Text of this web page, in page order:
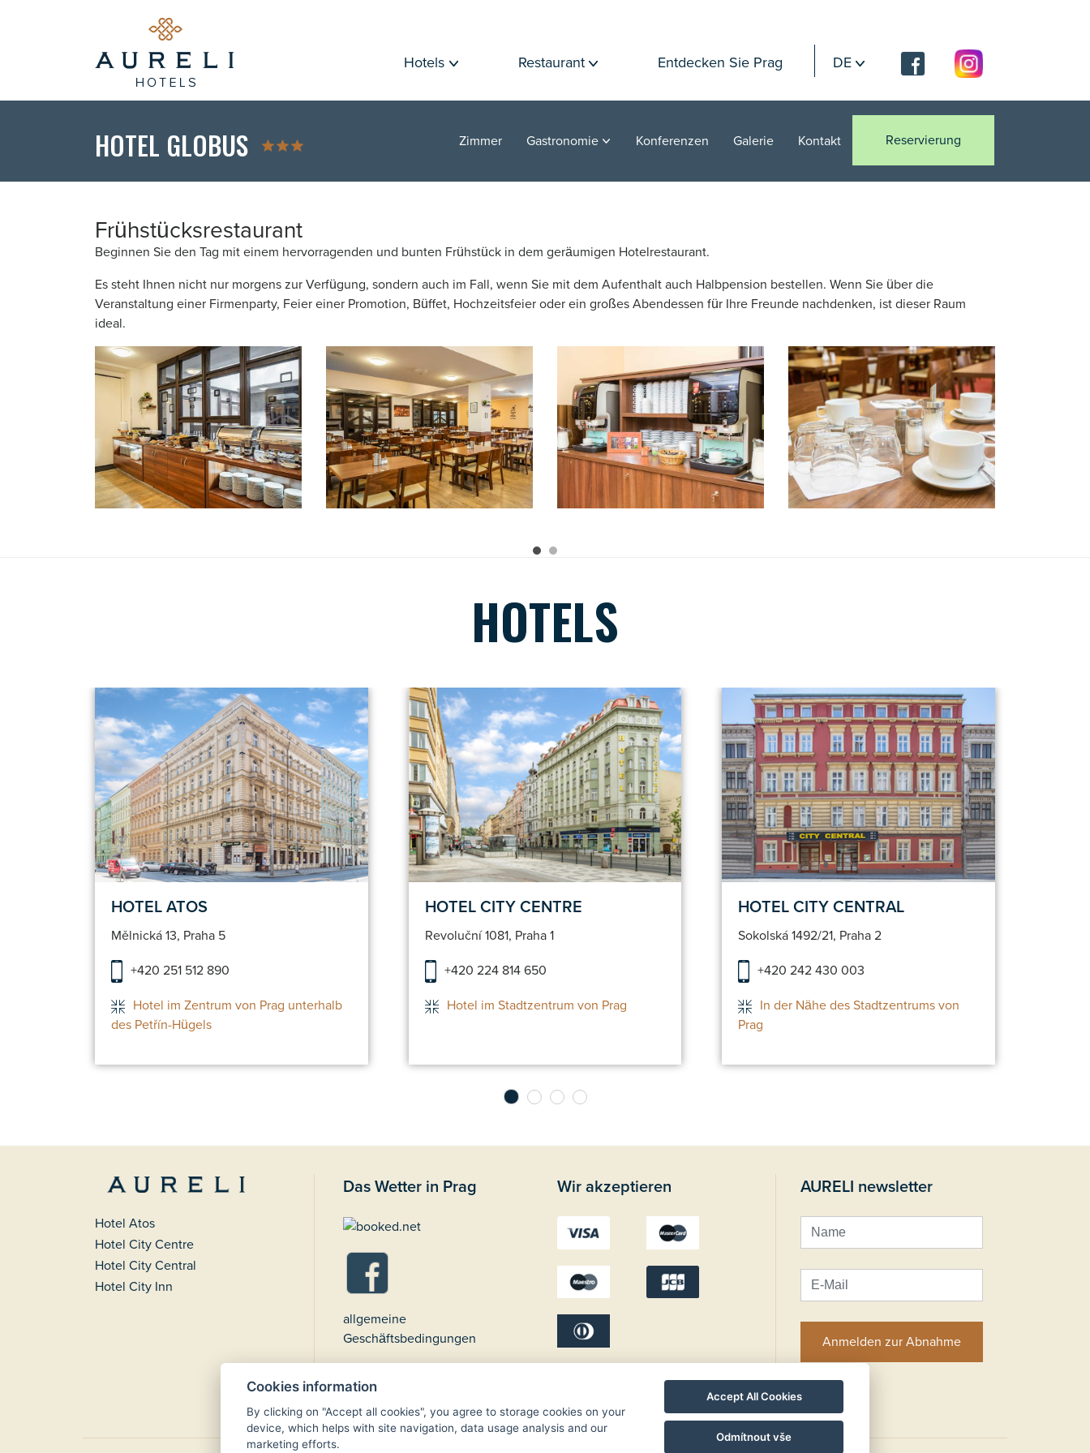
Hotels Restaurant Entdecken Sie Prag DE
HOTEL GLOBUS Zimmer Gastronomie Konferenzen Galerie Kontakt Reservierung
Frühstücksrestaurant
Beginnen Sie den Tag mit einem hervorragenden und bunten Frühstück in dem geräumigen Hotelrestaurant.
Es steht Ihnen nicht nur morgens zur Verfügung, sondern auch im Fall, wenn Sie mit dem Aufenthalt auch Halbpension bestellen. Wenn Sie über die
Veranstaltung einer Firmenparty, Feier einer Promotion, Büffet, Hochzeitsfeier oder ein großes Abendessen für Ihre Freunde nachdenken, ist dieser Raum
ideal.
HOTELS
HOTEL ATOS
Mělnická 13, Praha 5
+420 251 512 890
Hotel im Zentrum von Prag unterhalb
des Petřín-Hügels
HOTEL CITY CENTRE
Revoluční 1081, Praha 1
+420 224 814 650
Hotel im Stadtzentrum von Prag
Hotel Detail
Reservieren
HOTEL CITY CENTRAL
Sokolská 1492/21, Praha 2
+420 242 430 003
In der Nähe des Stadtzentrums von
Prag
Hotel Detail
Reservieren
Hotel Detail
Reservieren
Hotel Atos
Hotel City Centre
Hotel City Central
Hotel City Inn
Das Wetter in Prag
allgemeine
Geschäftsbedingungen
Wir akzeptieren AURELI newsletter
Anmelden zur Abnahme
Cookies information
By clicking on "Accept all cookies", you agree to storage cookies on your
device, which helps with site navigation, data usage analysis and our
marketing efforts.
Accept All Cookies
Odmítnout vše